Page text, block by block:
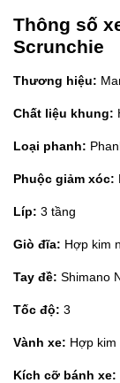
Thông số
Scrunchie
Thương hiệu:
Chất liệu khung:
Loại phanh:
Phuộc giảm xóc:
Líp: 3 tầng
Giò đĩa: Hợp kim
Tay đề: Shimano
Tốc độ: 3
Vành xe: Hợp
Kích cỡ bánh xe: